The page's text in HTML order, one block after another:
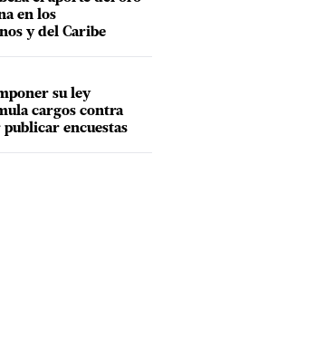
en los
y del Caribe
su ley
cargos contra
publicar encuestas